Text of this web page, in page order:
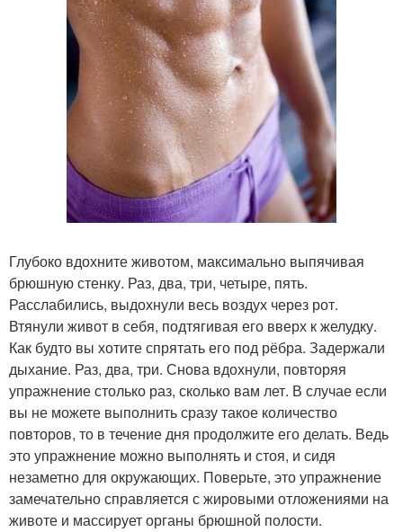
Глубоко вдохните животом, максимально выпячивая
брюшную стенку. Раз, два, три, четыре, пять.
Расслабились, выдохнули весь воздух через рот.
Втянули живот в себя, подтягивая его вверх к желудку.
Как будто вы хотите спрятать его под рёбра. Задержали
дыхание. Раз, два, три. Снова вдохнули, повторяя
упражнение столько раз, сколько вам лет. В случае если
вы не можете выполнить сразу такое количество
повторов, то в течение дня продолжите его делать. Ведь
это упражнение можно выполнять и стоя, и сидя
незаметно для окружающих. Поверьте, это упражнение
замечательно справляется с жировыми отложениями на
животе и массирует органы брюшной полости.